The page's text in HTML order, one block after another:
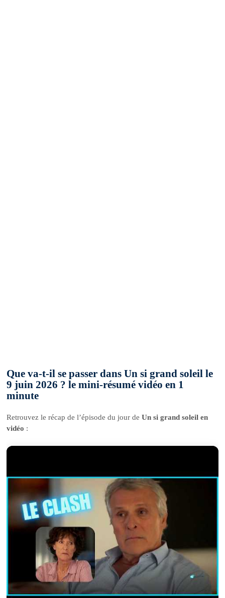
Que va-t-il se passer dans Un si grand soleil le
9 juin 2026 ? le mini-résumé vidéo en 1
minute
Retrouvez le récap de l’épisode du jour deUn si grand soleil en
vidéo :